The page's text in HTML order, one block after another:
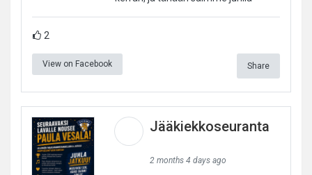
2
View on Facebook Share
Jääkiekkoseuranta
2 months 4 days ago